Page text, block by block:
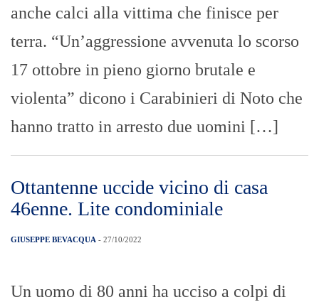
anche calci alla vittima che finisce per
terra. “Un’aggressione avvenuta lo scorso
17 ottobre in pieno giorno brutale e
violenta” dicono i Carabinieri di Noto che
hanno tratto in arresto due uomini […]
Ottantenne uccide vicino di casa
46enne. Lite condominiale
GIUSEPPE BEVACQUA - 27/10/2022
Un uomo di 80 anni ha ucciso a colpi di